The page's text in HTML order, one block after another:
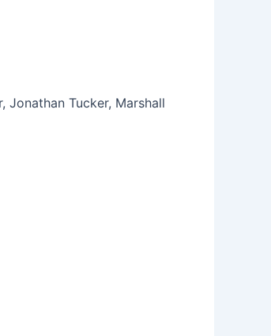
Jonathan Tucker, Marshall